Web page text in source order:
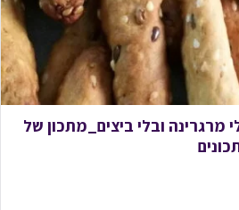
מרגרינה ובלי ביצים_מתכון של